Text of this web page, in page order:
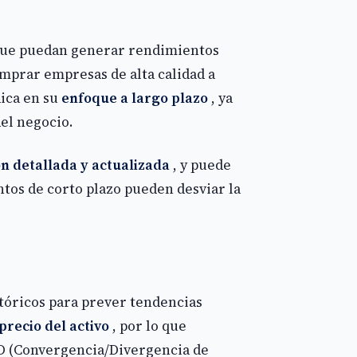
puedan generar rendimientos
empresas de alta calidad a
en su enfoque a largo plazo , ya
negocio.
detallada y actualizada , y puede
de corto plazo pueden desviar la
para prever tendencias
del activo , por lo que
(Convergencia/Divergencia de